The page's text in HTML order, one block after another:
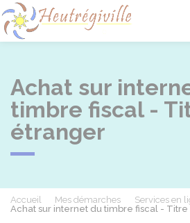
Achat sur
timbre fiscal -
étranger
Accueil Mes démarches
Services en
Achat sur internet du timbre fiscal -